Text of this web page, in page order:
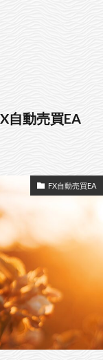
自動売買EA
FX自動売買EA